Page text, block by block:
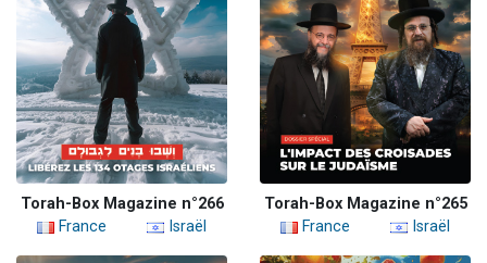
Torah-Box Magazine n°266
France
Israël
Torah-Box Magazine n°265
France
Israël